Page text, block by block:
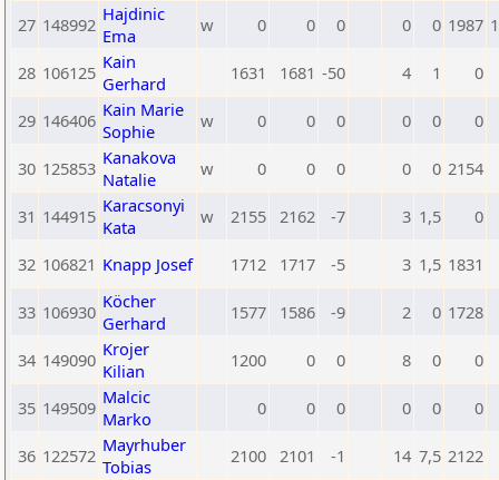
27 148992 Hajdinic
Ema
w 0 0 0 0 0 1987
28 106125 Kain
Gerhard
1631 1681 -50 4 1 0
29 146406 Kain Marie
Sophie
w 0 0 0 0 0 0
30 125853 Kanakova
Natalie
w 0 0 0 0 0 2154
31 144915 Karacsonyi
Kata
w 2155 2162 -7 3 1,5 0
32 106821 Knapp Josef 1712 1717 -5 3 1,5 1831
33 106930 Köcher
Gerhard
1577 1586 -9 2 0 1728
34 149090 Krojer
Kilian
1200 0 0 8 0 0
35 149509 Malcic
Marko
0 0 0 0 0 0
36 122572 Mayrhuber
Tobias
2100 2101 -1 14 7,5 2122